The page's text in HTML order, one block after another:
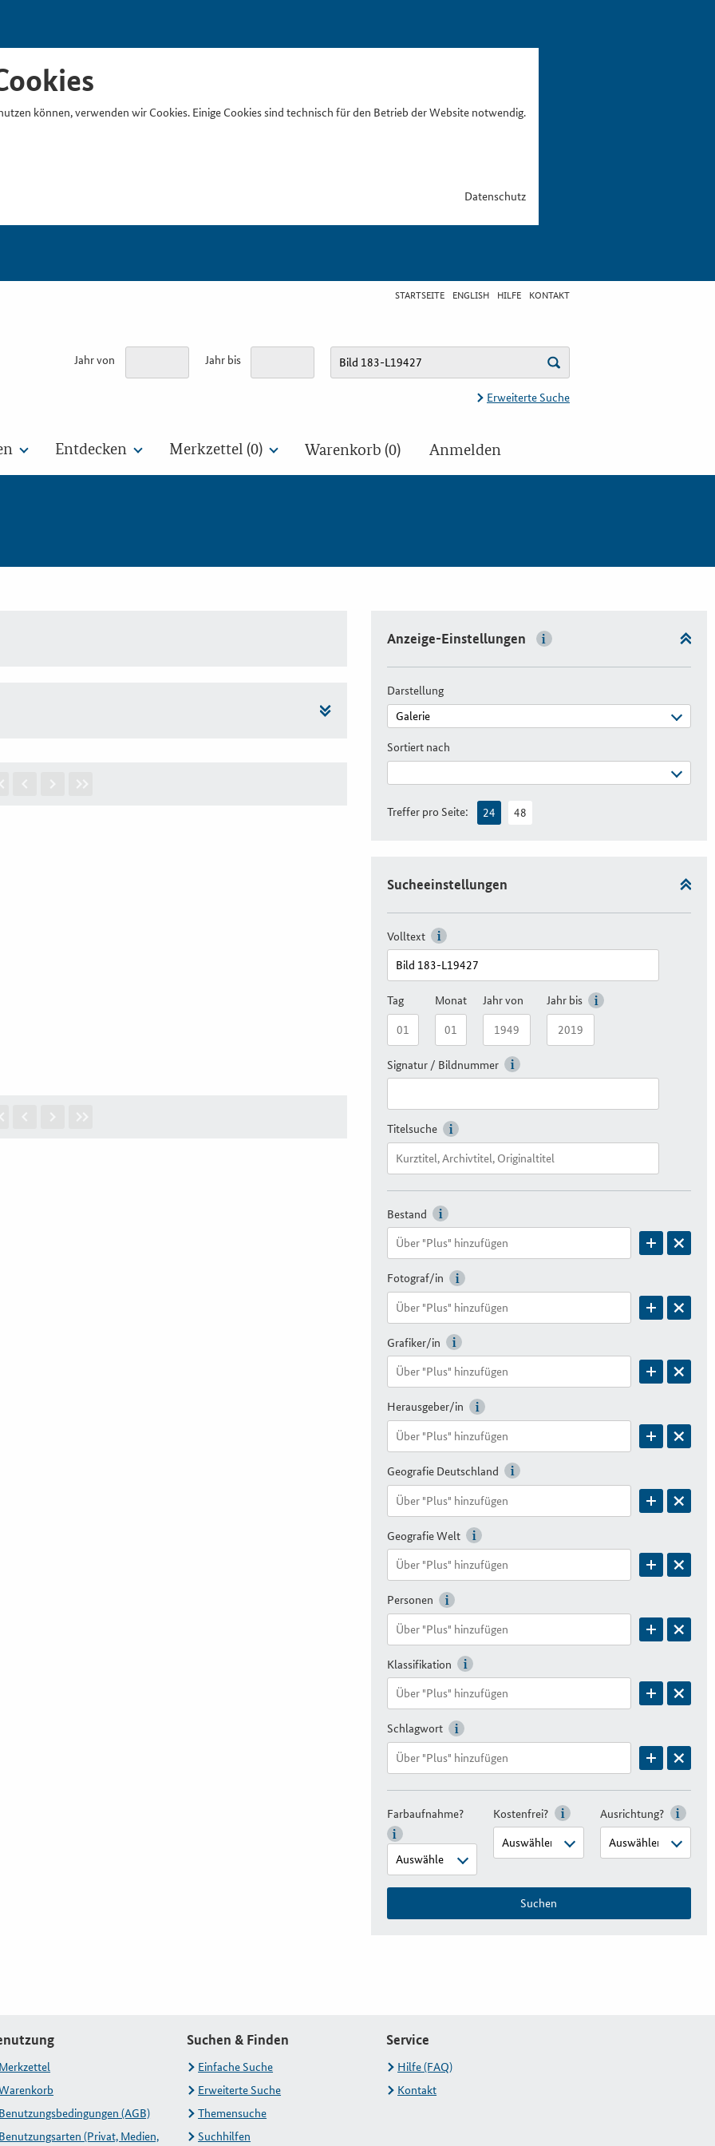
können, verwenden wir Cookies. Einige Cookies sind technisch für den Betrieb der Website notwendig.
Datenschutz
STARTSEITE ENGLISH HILFE KONTAKT
Jahr von Jahr bis
Erweiterte Suche
Entdecken Merkzettel (0) Warenkorb (0) Anmelden
Anzeige-Einstellungen
Darstellung
Sortiert nach
Treffer pro Seite: 24 48
Sucheeinstellungen
Volltext
Tag Monat Jahr von Jahr bis
Signatur / Bildnummer
Titelsuche
Bestand
Fotograf/in
Grafiker/in
Herausgeber/in
Geografie Deutschland
Geografie Welt
Personen
Klassifikation
Schlagwort
Farbaufnahme? Kostenfrei? Ausrichtung?
Suchen
Merkzettel
Benutzungsbedingungen (AGB)
Benutzungsarten (Privat, Medien,
Suchen & Finden
Einfache Suche
Erweiterte Suche
Themensuche
Suchhilfen
Service
Hilfe (FAQ)
Kontakt